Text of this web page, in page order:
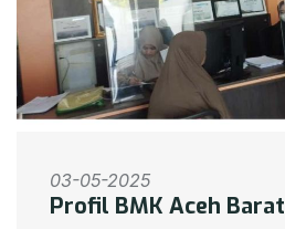
03-05-2025
Profil BMK Aceh Barat